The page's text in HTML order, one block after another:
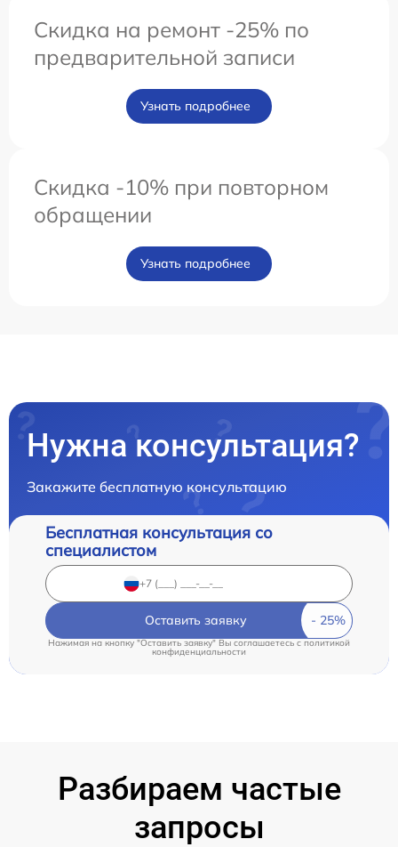
Скидка на ремонт -25% по
предварительной записи
Узнать подробнее
Скидка -10% при повторном
обращении
Узнать подробнее
Нужна консультация?
Закажите бесплатную консультацию
Бесплатная консультация со
специалистом
Оставить заявку
Нажимая на кнопку "Оставить заявку" Вы соглашаетесь cполитикой
конфиденциальности
Разбираем частые
запросы